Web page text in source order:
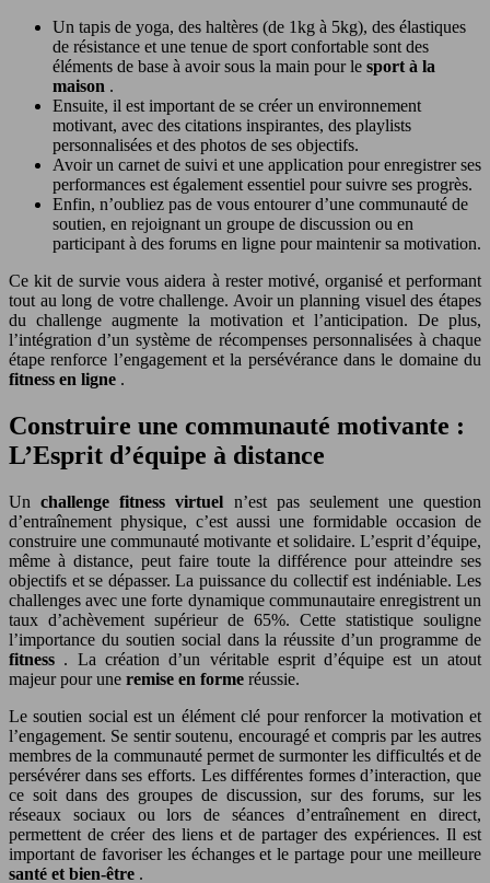
Un tapis de yoga, des haltères (de 1kg à 5kg), des élastiques
de résistance et une tenue de sport confortable sont des
éléments de base à avoir sous la main pour le sport à la
maison .
Ensuite, il est important de se créer un environnement
motivant, avec des citations inspirantes, des playlists
personnalisées et des photos de ses objectifs.
Avoir un carnet de suivi et une application pour enregistrer ses
performances est également essentiel pour suivre ses progrès.
Enfin, n’oubliez pas de vous entourer d’une communauté de
soutien, en rejoignant un groupe de discussion ou en
participant à des forums en ligne pour maintenir sa motivation.
Ce kit de survie vous aidera à rester motivé, organisé et performant
tout au long de votre challenge. Avoir un planning visuel des étapes
du challenge augmente la motivation et l’anticipation. De plus,
l’intégration d’un système de récompenses personnalisées à chaque
étape renforce l’engagement et la persévérance dans le domaine du
fitness en ligne .
Construire une communauté motivante :
L’Esprit d’équipe à distance
Unchallenge fitness virtuel n’est pas seulement une question
d’entraînement physique, c’est aussi une formidable occasion de
construire une communauté motivante et solidaire. L’esprit d’équipe,
même à distance, peut faire toute la différence pour atteindre ses
objectifs et se dépasser. La puissance du collectif est indéniable. Les
challenges avec une forte dynamique communautaire enregistrent un
taux d’achèvement supérieur de 65%. Cette statistique souligne
l’importance du soutien social dans la réussite d’un programme de
fitness . La création d’un véritable esprit d’équipe est un atout
majeur pour une remise en forme réussie.
Le soutien social est un élément clé pour renforcer la motivation et
l’engagement. Se sentir soutenu, encouragé et compris par les autres
membres de la communauté permet de surmonter les difficultés et de
persévérer dans ses efforts. Les différentes formes d’interaction, que
ce soit dans des groupes de discussion, sur des forums, sur les
réseaux sociaux ou lors de séances d’entraînement en direct,
permettent de créer des liens et de partager des expériences. Il est
important de favoriser les échanges et le partage pour une meilleure
santé et bien-être .